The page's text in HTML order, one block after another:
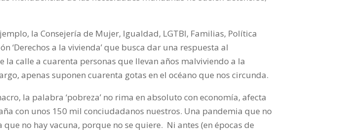
la Consejería de Mujer, Igualdad, LGTBI, Familias, Política
‘Derechos a la vivienda’ que busca dar una respuesta al
calle a cuarenta personas que llevan años malviviendo a la
apenas suponen cuarenta gotas en el océano que nos circunda.
la palabra ‘pobreza’ no rima en absoluto con economía, afecta
con unos 150 mil conciudadanos nuestros. Una pandemia que no
no hay vacuna, porque no se quiere. Ni antes (en épocas de